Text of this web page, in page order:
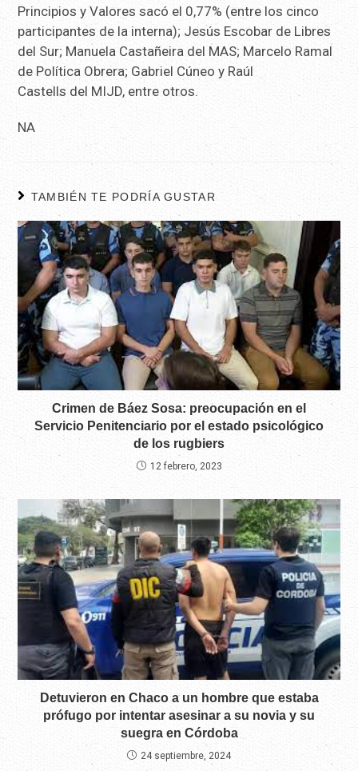
Principios y Valores sacó el 0,77% (entre los cinco
participantes de la interna); Jesús Escobar de Libres
del Sur; Manuela Castañeira del MAS; Marcelo Ramal
de Política Obrera; Gabriel Cúneo y Raúl
Castells del MIJD, entre otros.
NA
TAMBIÉN TE PODRÍA GUSTAR
Crimen de Báez Sosa: preocupación en el
Servicio Penitenciario por el estado psicológico
de los rugbiers
12 febrero, 2023
Detuvieron en Chaco a un hombre que estaba
prófugo por intentar asesinar a su novia y su
suegra en Córdoba
24 septiembre, 2024